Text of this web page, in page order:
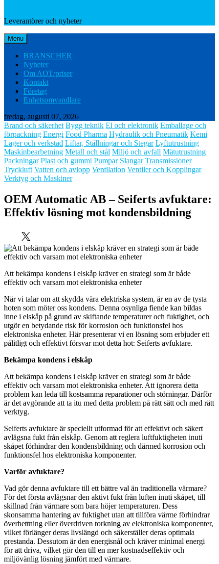
Leverantörer och nyheter
Menu
BRANSCHER
Nyheter
Om AOT/priser
Kontakt
Företag
Enhetsomvandlare
fredag, augusti 07, 2026
Brand och säkerhet Bygg teknik El och elektronik Emballage och
förpackning Energi Food Pharma Hydraulik och Pneumatik Kemi
Lager och verkstad Liftar, Ställningar och Stegar Lyftutrustning
Maskinbearbetning Metall och stål Miljö och avfall Mätutrustning
Packningar Plast och gummi Pumpar Slangar Transmissioner
Tryckluft Vatten och avlopp Ventilation Ventiler och Kopplingar
Verktyg och Maskiner
OEM Automatic AB – Seiferts avfuktare:
Effektiv lösning mot kondensbildning
Att bekämpa kondens i elskåp kräver en strategi som är både
effektiv och varsam mot elektroniska enheter
När vi talar om att skydda våra elektriska system, är en av de tysta
hoten som möter oss kondens. Denna osynliga fiende kan bildas
inne i elskåp på grund av skiftande temperaturer och fuktighet, och
utgör en betydande risk för korrosion och funktionsfel hos
elektroniska enheter. Här presenterar vi en lösning som erbjuder ett
pålitligt och effektivt försvar mot detta hot: Seiferts avfuktare.
Bekämpa kondens i elskåp
Att bekämpa kondens i elskåp kräver en strategi som är både
effektiv och varsam mot elektroniska enheter. Att ignorera detta
problem kan leda till kostsamma reparationer och störningar. Därför
är det avgörande att ta itu med detta problem på rätt sätt och med rätt
verktyg.
Seiferts avfuktare är speciellt utformad för att effektivt och säkert
avlägsna fukt från elskåp. Genom att reglera luftfuktigheten inuti
skåpet förhindrar den kondensbildning och därmed korrosion och
funktionsfel hos elektroniska komponenter.
Varför avfuktare?
Vad gör denna avfuktare till ett bättre val än traditionella värmare?
För det första avlägsnar den aktivt fukt från luften inuti skåpet, till
skillnad från värmare som bara höjer temperaturen. Dess
skonsamma hantering av fuktighet utan att tillföra värme förhindrar
överhettning eller överdriven torkning av elektroniska komponenter,
vilket förlänger deras livslängd och säkerställer deras optimala
prestanda. Dessutom är den energisnål och kräver minimal energi
för att driva, vilket gör den till en mer kostnadseffektiv och
miljövänlig lösning jämfört med värmare.